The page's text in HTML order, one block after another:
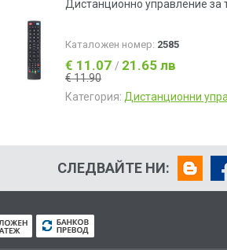
Дистанционно управление за
Каталожен номер: 2585
€ 11.07 / 21.65 лв
€ 11.90
Категория: Дистанционни
СЛЕДВАЙТЕ НИ: